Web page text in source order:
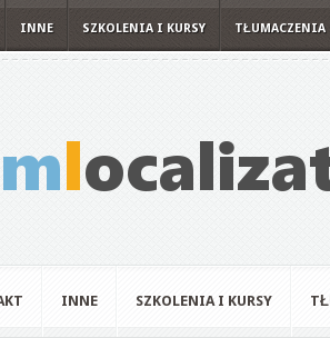
INNE SZKOLENIA I KURSY TŁUMACZENIA
INNE SZKOLENIA I KURSY